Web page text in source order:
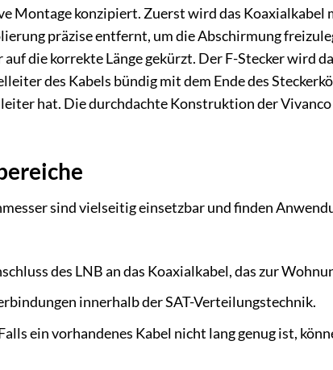
Montage konzipiert. Zuerst wird das
präzise entfernt, um die Abschirmung
die korrekte Länge gekürzt. Der F-Stecker wird
des Kabels bündig mit dem Ende des
hat. Die durchdachte Konstruktion der
sind vielseitig einsetzbar und finden
des LNB an das Koaxialkabel, das zur
innerhalb der SAT-Verteilungstechnik.
ein vorhandenes Kabel nicht lang genug ist,